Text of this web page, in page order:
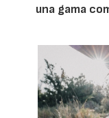
una gama